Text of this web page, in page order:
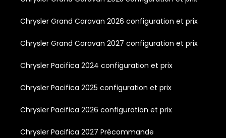
Chrysler Grand Caravan 2026 configuration et prix
Chrysler Grand Caravan 2027 configuration et prix
Chrysler Pacifica 2024 configuration et prix
Chrysler Pacifica 2025 configuration et prix
Chrysler Pacifica 2026 configuration et prix
Chrysler Pacifica 2027 Précommande